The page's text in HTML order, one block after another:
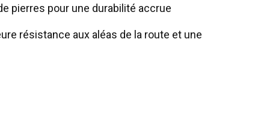
pierres pour une durabilité accrue
résistance aux aléas de la route et une